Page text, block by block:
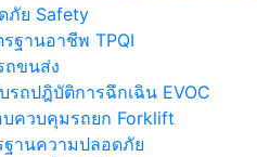
ภัย Safety
ฐานอาชีพ TPQI
ถขนส่ง
ถปฎิบัติการฉึกเฉิน EVOC
ควบคุมรถยก Forklift
านความปลอดภัย